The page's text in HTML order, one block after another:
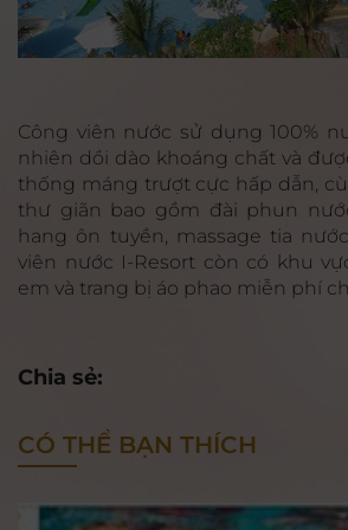
Công viên nước sử dụng 100%
nhiên dồi dào khoáng chất và
thống máng trượt cực hấp dẫn,
thư giãn bao gồm đài phun
hang ôn tuyền, massage tia
viên nước I-Resort còn có khu
em và trang bị áo phao miễn phí
Chia sẻ:
CÓ THỂ BẠN THÍCH